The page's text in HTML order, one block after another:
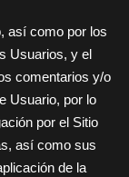
así como por los
Usuarios, y el
comentarios y/o
Usuario, por lo
por el Sitio
así como sus
de la